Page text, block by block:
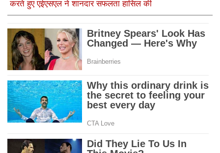
करते हुए एईएसएल ने शानदार सफलता हासिल की